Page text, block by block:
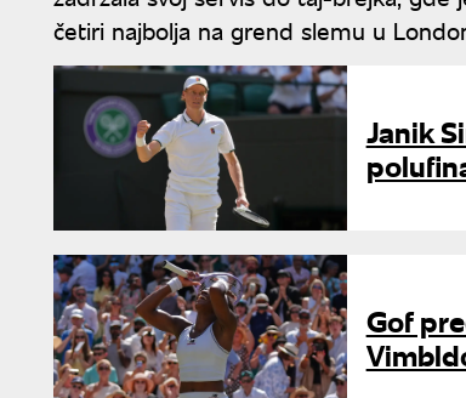
četiri najbolja na grend slemu u
Janik
Gof